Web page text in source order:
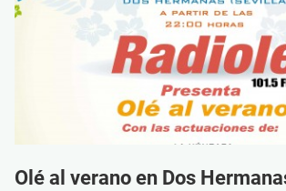
Olé al verano en Dos